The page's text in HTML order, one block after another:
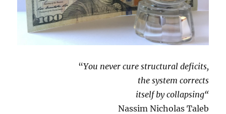
“You never cure structural deficits,
the system corrects
itself by collapsing“
Nassim Nicholas Taleb